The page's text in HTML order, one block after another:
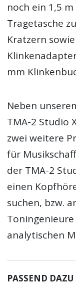
noch ein 1,5
Tragetasche
Kratzern
mm
Neben
TMA-2 Studio
zwei weitere
für
der TMA-2
einen
suchen, bzw.
analytischen
PASSEND DAZU